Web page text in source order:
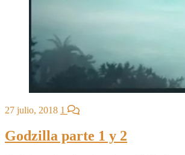
27 julio, 2018 1
Godzilla parte 1 y 2